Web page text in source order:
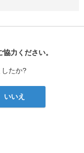
力ください。
たか?
いいえ